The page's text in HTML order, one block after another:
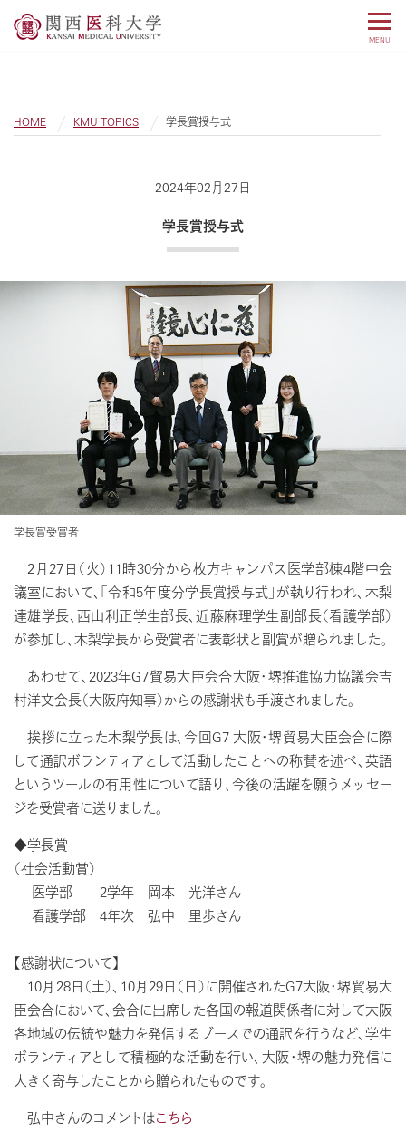
MENU
HOME KMU TOPICS 学長賞授与式
2024年02月27日
学長賞授与式
学長賞受賞者
2月27日（火）11時30分から枚方キャンパス医学部棟4階中会
議室において、「令和5年度分学長賞授与式」が執り行われ、木梨
達雄学長、西山利正学生部長、近藤麻理学生副部長（看護学部）
が参加し、木梨学長から受賞者に表彰状と副賞が贈られました。
あわせて、2023年G7貿易大臣会合大阪・堺推進協力協議会吉
村洋文会長（大阪府知事）からの感謝状も手渡されました。
挨拶に立った木梨学長は、今回G7 大阪・堺貿易大臣会合に際
して通訳ボランティアとして活動したことへの称賛を述べ、英語
というツールの有用性について語り、今後の活躍を願うメッセー
ジを受賞者に送りました。
◆学長賞
（社会活動賞）
医学部 2学年 岡本 光洋さん
看護学部 4年次 弘中 里歩さん
【感謝状について】
10月28日（土）、10月29日（日）に開催されたG7大阪・堺貿易大
臣会合において、会合に出席した各国の報道関係者に対して大阪
各地域の伝統や魅力を発信するブースでの通訳を行うなど、学生
ボランティアとして積極的な活動を行い、大阪・堺の魅力発信に
大きく寄与したことから贈られたものです。
弘中さんのコメントはこちら